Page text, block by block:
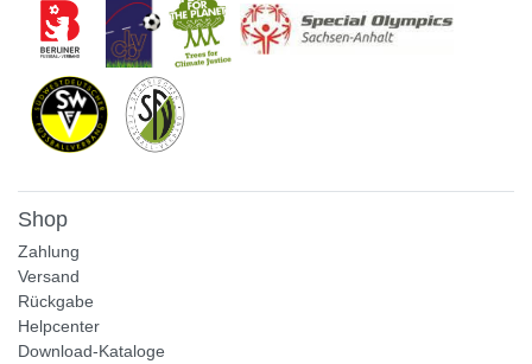
Shop
Zahlung
Versand
Rückgabe
Helpcenter
Download-Kataloge